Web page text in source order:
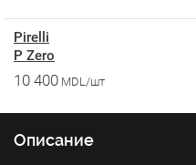
Pirelli
P Zero
10 400 MDL/шт
Описание